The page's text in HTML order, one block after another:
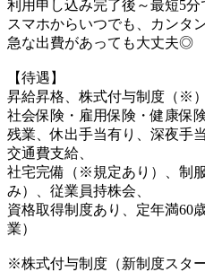
利用申し込み完了後～最短5分
スマホからいつでも、カンタ
急な出費があっても大丈夫◎
【待遇】
昇給昇格、株式付与制度（※）
社会保険・雇用保険・健康保
残業、休出手当有り、深夜手
交通費支給、
社宅完備（※規定あり）、制
み）、従業員持株会、
資格取得制度あり、定年満60
業）
※株式付与制度（新制度スター